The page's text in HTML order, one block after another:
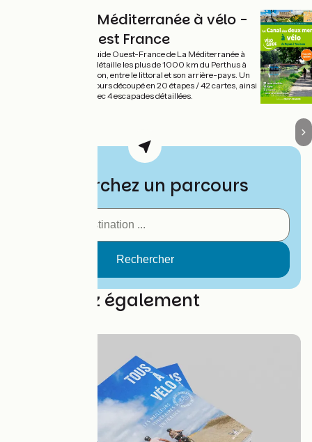
La Méditerranée à vélo -
Ouest France
Ce guide Ouest-France de La Méditerranée à
vélo détaille les plus de 1000 km du Perthus à
Menton, entre le littoral et son arrière-pays. Un
parcours découpé en 20 étapes / 42 cartes, ainsi
qu'avec 4 escapades détaillées.
Recherchez un parcours
Découvrez également